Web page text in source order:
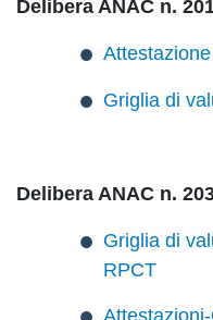
Delibera ANAC n.
Griglia di
Delibera ANAC n.
Griglia di
RPCT